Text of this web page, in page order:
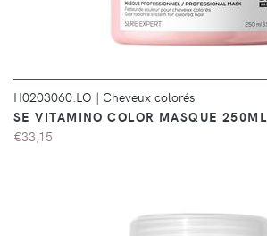
H0203060.LO | Cheveux colorés
SE VITAMINO COLOR MASQUE 250ML
€33,15